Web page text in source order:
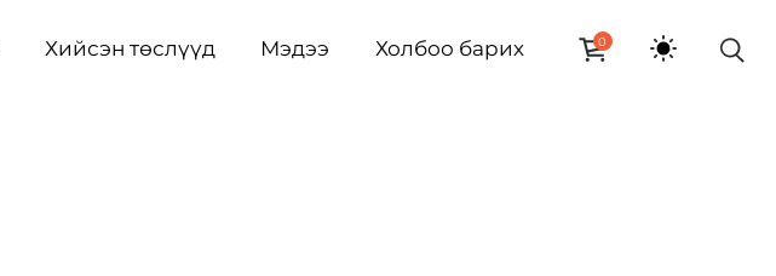
Хийсэн төслүүд Мэдээ Холбоо барих 0